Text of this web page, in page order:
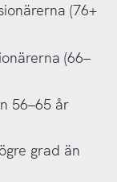
(76+
(66–
56–65 år
grad än